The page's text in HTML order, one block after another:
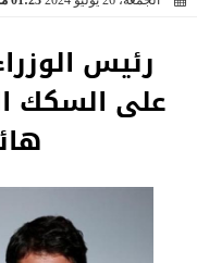
رئيس
على السكك